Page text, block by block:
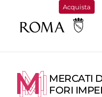
Acquista
MERCATI
FORI